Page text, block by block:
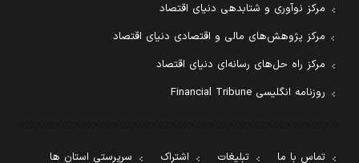
مرکز نوآوری و شتابدهی دنیای اقتصاد
مرکز پژوهش‌های مالی و اقتصادی دنیای اقتصاد
مرکز راه حل‌های رسانه‌ای دنیای اقتصاد
روزنامه انگلیسی Financial Tribune
تماس با ما تبلیغات اشتراک سرپرستی استان ها